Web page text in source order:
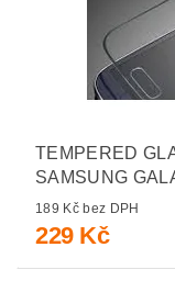
TEMPERED
SAMSUNG
189 Kč bez DPH
229 Kč